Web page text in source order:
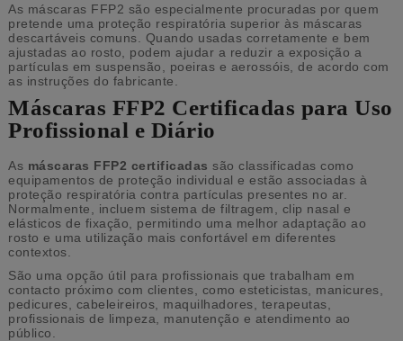
As máscaras FFP2 são especialmente procuradas por quem
pretende uma proteção respiratória superior às máscaras
descartáveis comuns. Quando usadas corretamente e bem
ajustadas ao rosto, podem ajudar a reduzir a exposição a
partículas em suspensão, poeiras e aerossóis, de acordo com
as instruções do fabricante.
Máscaras FFP2 Certificadas para Uso
Profissional e Diário
As máscaras FFP2 certificadas são classificadas como
equipamentos de proteção individual e estão associadas à
proteção respiratória contra partículas presentes no ar.
Normalmente, incluem sistema de filtragem, clip nasal e
elásticos de fixação, permitindo uma melhor adaptação ao
rosto e uma utilização mais confortável em diferentes
contextos.
São uma opção útil para profissionais que trabalham em
contacto próximo com clientes, como esteticistas, manicures,
pedicures, cabeleireiros, maquilhadores, terapeutas,
profissionais de limpeza, manutenção e atendimento ao
público.